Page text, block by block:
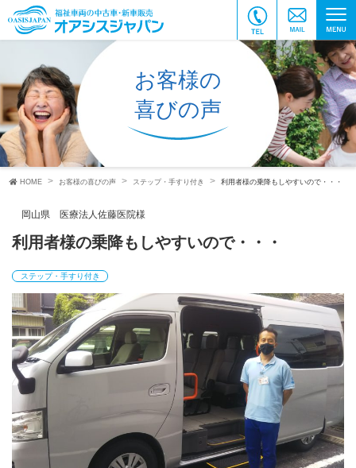
お客様の
喜びの声
HOME お客様の喜びの声 ステップ・手すり付き 利用者様の乗降もしやすいので・・・
岡山県 医療法人佐藤医院様
利用者様の乗降もしやすいので・・・
ステップ・手すり付き